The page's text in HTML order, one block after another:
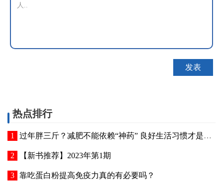
热点排行
过年胖三斤？减肥不能依赖“神药” 良好生活习惯才是真正有效的“减肥神药”
【新书推荐】2023年第1期
靠吃蛋白粉提高免疫力真的有必要吗？